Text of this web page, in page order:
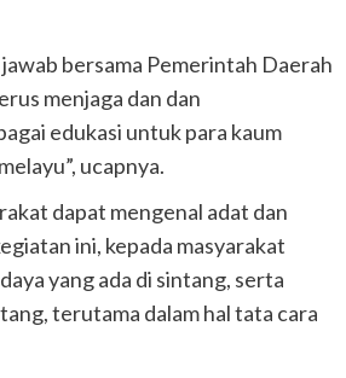
bersama Pemerintah Daerah
menjaga dan dan
edukasi untuk para kaum
ucapnya.
dapat mengenal adat dan
ini, kepada masyarakat
yang ada di sintang, serta
terutama dalam hal tata cara